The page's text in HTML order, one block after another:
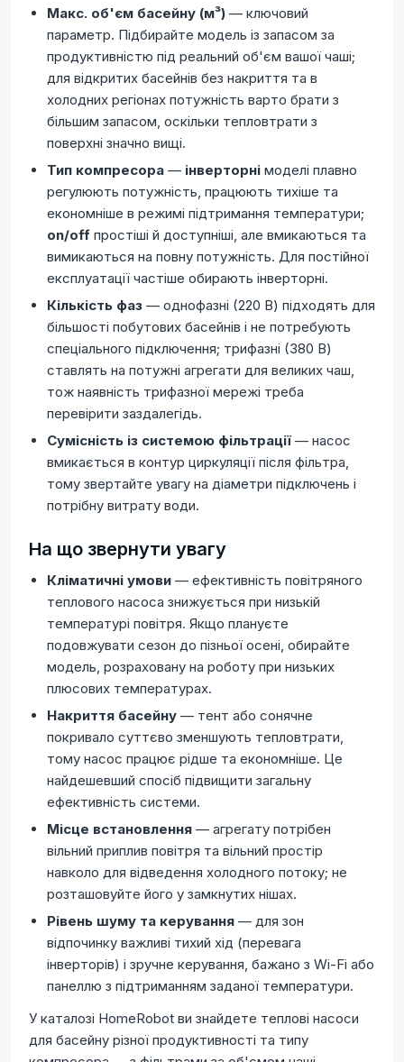
Макс. об'єм басейну (м³) — ключовий
параметр. Підбирайте модель із запасом за
продуктивністю під реальний об'єм вашої чаші;
для відкритих басейнів без накриття та в
холодних регіонах потужність варто брати з
більшим запасом, оскільки тепловтрати з
поверхні значно вищі.
Тип компресора — інверторні моделі плавно
регулюють потужність, працюють тихіше та
економніше в режимі підтримання температури;
on/off простіші й доступніші, але вмикаються та
вимикаються на повну потужність. Для постійної
експлуатації частіше обирають інверторні.
Кількість фаз — однофазні (220 В) підходять для
більшості побутових басейнів і не потребують
спеціального підключення; трифазні (380 В)
ставлять на потужні агрегати для великих чаш,
тож наявність трифазної мережі треба
перевірити заздалегідь.
Сумісність із системою фільтрації— насос
вмикається в контур циркуляції після фільтра,
тому звертайте увагу на діаметри підключень і
потрібну витрату води.
На що звернути увагу
Кліматичні умови — ефективність повітряного
теплового насоса знижується при низькій
температурі повітря. Якщо плануєте
подовжувати сезон до пізньої осені, обирайте
модель, розраховану на роботу при низьких
плюсових температурах.
Накриття басейну — тент або сонячне
покривало суттєво зменшують тепловтрати,
тому насос працює рідше та економніше. Це
найдешевший спосіб підвищити загальну
ефективність системи.
Місце встановлення — агрегату потрібен
вільний приплив повітря та вільний простір
навколо для відведення холодного потоку; не
розташовуйте його у замкнутих нішах.
Рівень шуму та керування — для зон
відпочинку важливі тихий хід (перевага
інверторів) і зручне керування, бажано з Wi-Fi або
панеллю з підтриманням заданої температури.
У каталозі HomeRobot ви знайдете теплові насоси
для басейну різної продуктивності та типу